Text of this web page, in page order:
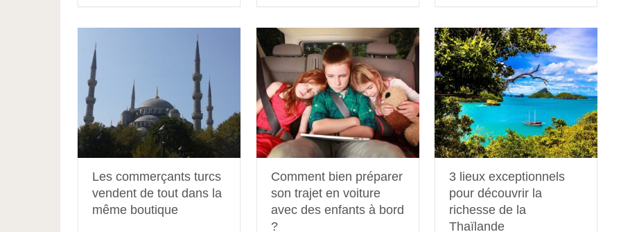
Les commerçants turcs
vendent de tout dans la
même boutique
Comment bien préparer
son trajet en voiture
avec des enfants à bord
?
3 lieux exceptionnels
pour découvrir la
richesse de la
Thaïlande